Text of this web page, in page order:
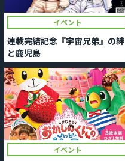
イベント
連載完結記念『宇宙兄弟』の絆
と鹿児島
イベント